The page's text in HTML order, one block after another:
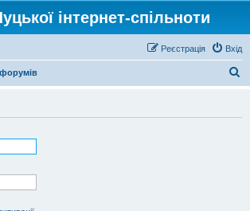
інтернет-спільноти
Вхід
Реєстрація